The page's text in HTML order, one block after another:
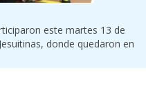
este martes 13 de
donde quedaron en